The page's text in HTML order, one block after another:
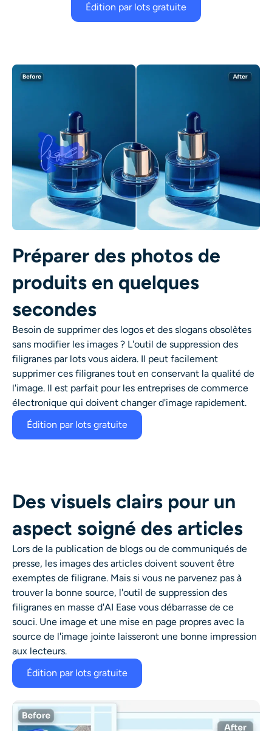
Édition par lots gratuite
Préparer des photos de
produits en quelques
secondes
Besoin de supprimer des logos et des slogans obsolètes
sans modifier les images ? L'outil de suppression des
filigranes par lots vous aidera. Il peut facilement
supprimer ces filigranes tout en conservant la qualité de
l'image. Il est parfait pour les entreprises de commerce
électronique qui doivent changer d'image rapidement.
Édition par lots gratuite
Des visuels clairs pour un
aspect soigné des articles
Lors de la publication de blogs ou de communiqués de
presse, les images des articles doivent souvent être
exemptes de filigrane. Mais si vous ne parvenez pas à
trouver la bonne source, l'outil de suppression des
filigranes en masse d'AI Ease vous débarrasse de ce
souci. Une image et une mise en page propres avec la
source de l'image jointe laisseront une bonne impression
aux lecteurs.
Édition par lots gratuite